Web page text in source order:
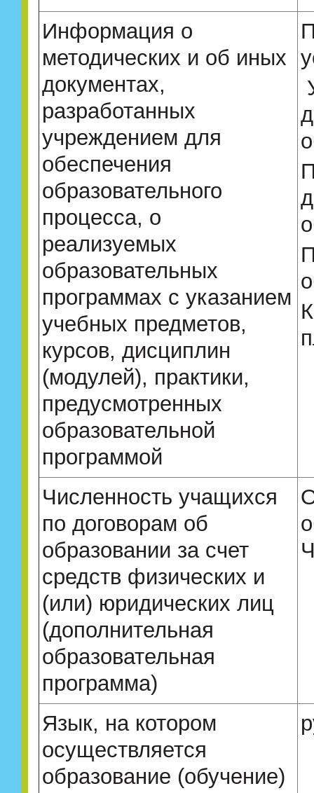
Информация о
методических и об иных
документах,
разработанных
учреждением для
обеспечения
образовательного
процесса, о
реализуемых
образовательных
программах с указанием
учебных предметов,
курсов, дисциплин
(модулей), практики,
предусмотренных
образовательной
программой
Численность учащихся
по договорам об
образовании за счет
средств физических и
(или) юридических лиц
(дополнительная
образовательная
программа)
Язык, на котором
осуществляется
образование (обучение)